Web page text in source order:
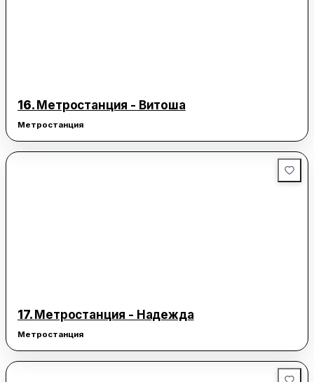
16. Метростанция - Витоша
Метростанция
17. Метростанция - Надежда
Метростанция